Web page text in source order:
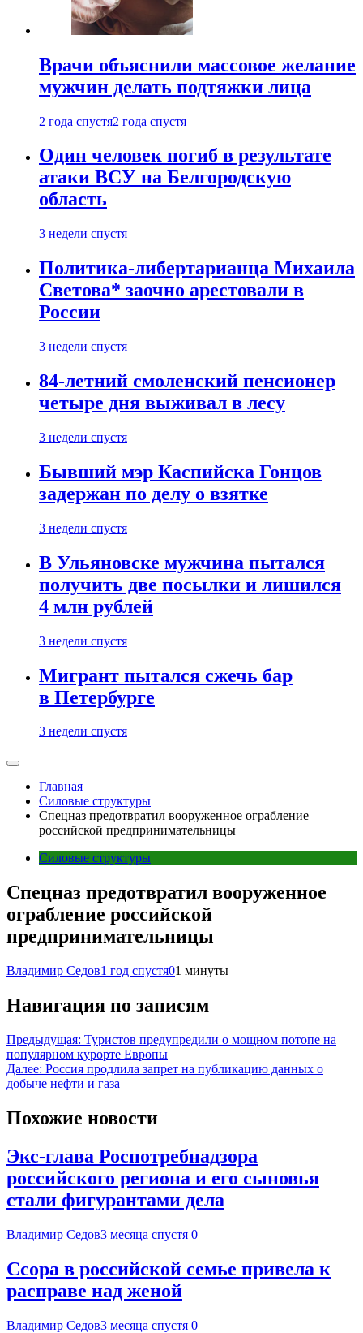
Врачи объяснили массовое желание
мужчин делать подтяжки лица
2 года спустя2 года спустя
Один человек погиб в результате
атаки ВСУ на Белгородскую
область
3 недели спустя
Политика-либертарианца Михаила
Светова* заочно арестовали в
России
3 недели спустя
84-летний смоленский пенсионер
четыре дня выживал в лесу
3 недели спустя
Бывший мэр Каспийска Гонцов
задержан по делу о взятке
3 недели спустя
В Ульяновске мужчина пытался
получить две посылки и лишился
4 млн рублей
3 недели спустя
Мигрант пытался сжечь бар
в Петербурге
3 недели спустя
Главная
Силовые структуры
Спецназ предотвратил вооруженное ограбление
российской предпринимательницы
Силовые структуры
Спецназ предотвратил вооруженное
ограбление российской
предпринимательницы
Владимир Седов1 год спустя01 минуты
Навигация по записям
Предыдущая: Туристов предупредили о мощном потопе на
популярном курорте Европы
Далее: Россия продлила запрет на публикацию данных о
добыче нефти и газа
Похожие новости
Экс-глава Роспотребнадзора
российского региона и его сыновья
стали фигурантами дела
Владимир Седов3 месяца спустя 0
Ссора в российской семье привела к
расправе над женой
Владимир Седов3 месяца спустя 0